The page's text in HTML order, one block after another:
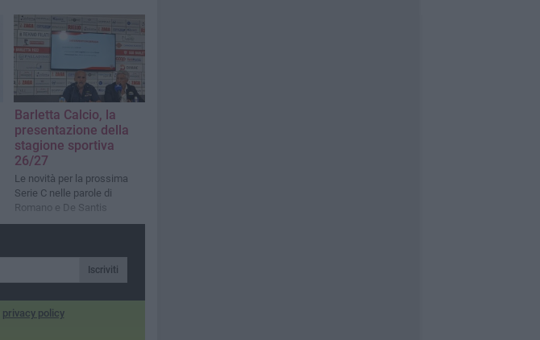
Barletta Calcio, la
presentazione della
stagione sportiva
26/27
Le novità per la prossima
Serie C nelle parole di
Romano e De Santis
Iscriviti
privacy policy